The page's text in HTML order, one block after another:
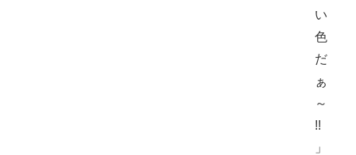
い
色
だ
ぁ
～
!!
」